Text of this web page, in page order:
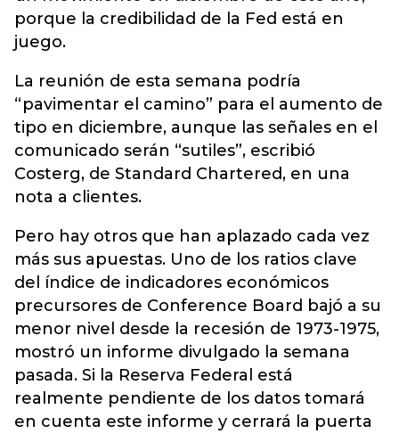
porque la credibilidad de la Fed está en
juego.
La reunión de esta semana podría
“pavimentar el camino” para el aumento de
tipo en diciembre, aunque las señales en el
comunicado serán “sutiles”, escribió
Costerg, de Standard Chartered, en una
nota a clientes.
Pero hay otros que han aplazado cada vez
más sus apuestas. Uno de los ratios clave
del índice de indicadores económicos
precursores de Conference Board bajó a su
menor nivel desde la recesión de 1973-1975,
mostró un informe divulgado la semana
pasada. Si la Reserva Federal está
realmente pendiente de los datos tomará
en cuenta este informe y cerrará la puerta